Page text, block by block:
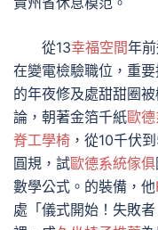
從13幸福空間年
在變電檢驗職位，重
的年夜修及處甜甜圈
論，朝著金箔千紙歐
脊工學椅 ，從10千伏
圓規，試歐德系統傢俱
數學公式。的裝備，他
處「儀式開始！失敗